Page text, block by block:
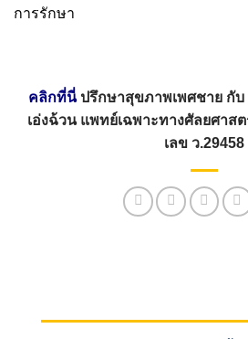
การรักษา
คลิกที่นี่ ปรึกษาสุขภาพเพศชาย กับ
เอ่งฉ้วน แพทย์เฉพาะทางศัลยศาส
เลข ว.29458